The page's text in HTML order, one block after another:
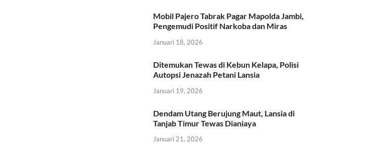
Mobil Pajero Tabrak Pagar Mapolda Jambi,
Pengemudi Positif Narkoba dan Miras
Januari 18, 2026
Ditemukan Tewas di Kebun Kelapa, Polisi
Autopsi Jenazah Petani Lansia
Januari 19, 2026
Dendam Utang Berujung Maut, Lansia di
Tanjab Timur Tewas Dianiaya
Januari 21, 2026